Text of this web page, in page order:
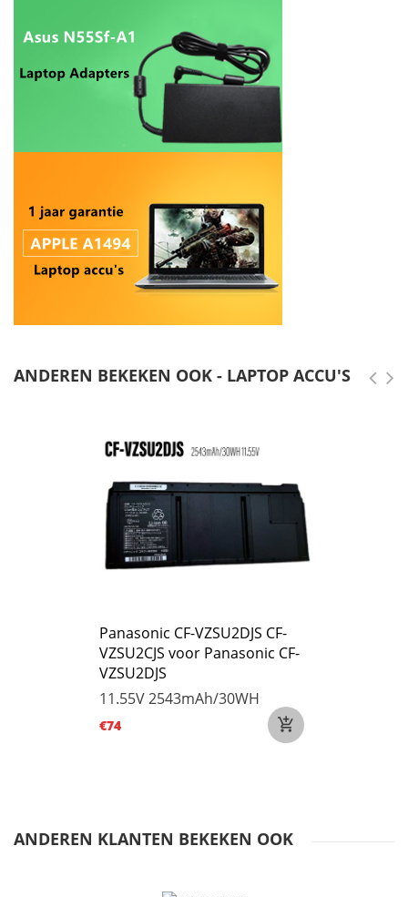
ANDEREN BEKEKEN OOK - LAPTOP ACCU'S
Panasonic CF-VZSU2DJS CF-
VZSU2CJS voor Panasonic CF-
VZSU2DJS
11.55V2543mAh/30WH
€74
ANDEREN KLANTEN BEKEKEN OOK